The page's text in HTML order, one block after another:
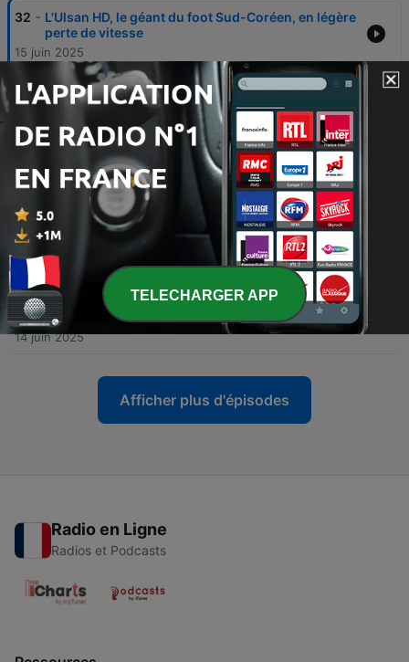
32 - L'Ulsan HD, le géant du foot Sud-Coréen, en légère
perte de vitesse
15 juin 2025
31 - Los Angeles FC, le dernier qualifié de cette Coupe
du Monde des clubs
15 juin 2025
Inter Milan : briller cet été pour oublier la fin de
saison ?
29 - Auckland City FC : qui est le petit poucet de cette
Coupe du Monde des clubs ?
14 juin 2025
28 - L'Inter Miami, une présence grâce au poids de
Messi ?
14 juin 2025
Afficher plus d'épisodes
Radio en Ligne
Radios et Podcasts
TELECHARGER APP